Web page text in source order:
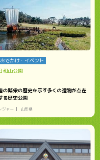
おでかけ・イベント
和山公園
の繁栄の歴史を示す多くの遺物が点在
る歴史公園
ジャー 山形県